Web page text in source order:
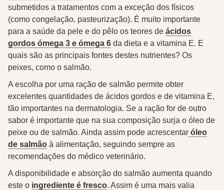
submetidos a tratamentos com a exceção dos físicos
(como congelação, pasteurização). É muito importante
para a saúde da pele e do pêlo os teores de ácidos
gordos ómega 3 e ómega 6 da dieta e a vitamina E. E
quais são as principais fontes destes nutrientes? Os
peixes, como o salmão.
A escolha por uma ração de salmão permite obter
excelentes quantidades de ácidos gordos e de vitamina E,
tão importantes na dermatologia. Se a ração for de outro
sabor é importante que na sua composição surja o óleo de
peixe ou de salmão. Ainda assim pode acrescentar óleo
de salmão à alimentação, seguindo sempre as
recomendações do médico veterinário.
A disponibilidade e absorção do salmão aumenta quando
este o ingrediente é fresco. Assim é uma mais valia